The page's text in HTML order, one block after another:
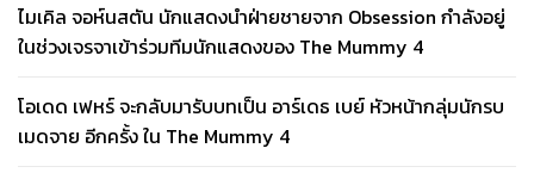
ไมเคิล จอห์นสตัน นักแสดงนำฝ่ายชายจาก Obsession กำลังอยู่
ในช่วงเจรจาเข้าร่วมทีมนักแสดงของ The Mummy 4
โอเดด เฟหร์ จะกลับมารับบทเป็น อาร์เดธ เบย์ หัวหน้ากลุ่มนักรบ
เมดจาย อีกครั้ง ใน The Mummy 4